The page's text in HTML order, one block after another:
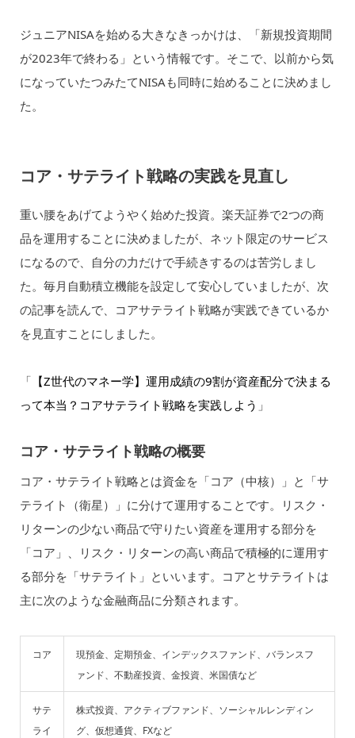
ジュニアNISAを始める大きなきっかけは、「新規投資期間
が2023年で終わる」という情報です。そこで、以前から気
になっていたつみたてNISAも同時に始めることに決めまし
た。
コア・サテライト戦略の実践を見直し
重い腰をあげてようやく始めた投資。楽天証券で2つの商
品を運用することに決めましたが、ネット限定のサービス
になるので、自分の力だけで手続きするのは苦労しまし
た。毎月自動積立機能を設定して安心していましたが、次
の記事を読んで、コアサテライト戦略が実践できているか
を見直すことにしました。
「 【Z世代のマネー学】運用成績の9割が資産配分で決まる
って本当？コアサテライト戦略を実践しよう 」
コア・サテライト戦略の概要
コア・サテライト戦略とは資金を「コア（中核）」と「サ
テライト（衛星）」に分けて運用することです。リスク・
リターンの少ない商品で守りたい資産を運用する部分を
「コア」、リスク・リターンの高い商品で積極的に運用す
る部分を「サテライト」といいます。コアとサテライトは
主に次のような金融商品に分類されます。
コア
現預金、定期預金、インデックスファンド、バランスフ
ァンド、不動産投資、金投資、米国債など
サテ
ライ
株式投資、アクティブファンド、ソーシャルレンディン
グ、仮想通貨、FXなど